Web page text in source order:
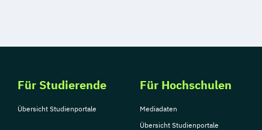
Für Studierende
Übersicht Studienportale
Für Hochschulen
Mediadaten
Übersicht Studienportale